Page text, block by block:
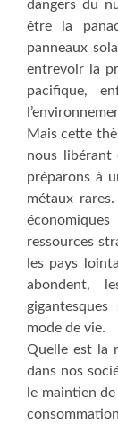
dangers du
être la
panneaux
entrevoir la
pacifique,
Mais cette
nous libérant
préparons à
métaux
ressources
les pays
abondent,
mode de vie.
Quelle est la
dans nos
le maintien